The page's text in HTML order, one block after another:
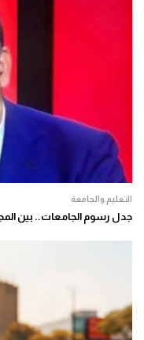
التعليم والجامعة
جدل رسوم الجامعات.. بين